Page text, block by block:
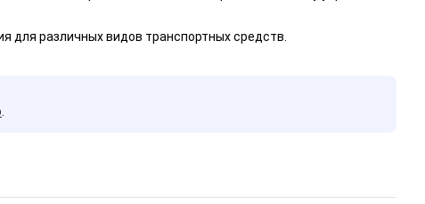
для различных видов транспортных средств.